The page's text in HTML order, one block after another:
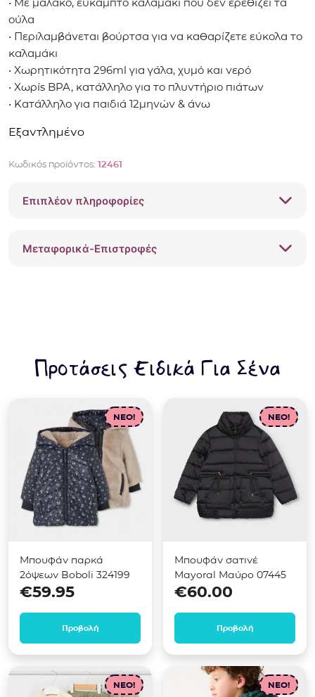
ούλα
• Περιλαμβάνεται βούρτσα για να καθαρίζετε εύκολα το
καλαμάκι
• Χωρητικότητα 296ml για γάλα, χυμό και νερό
• Χωρίς BPA, κατάλληλο για το πλυντήριο πιάτων
• Κατάλληλο για παιδιά 12μηνών & άνω
Εξαντλημένο
Κωδικός προϊόντος: 12461
Επιπλέον πληροφορίες
Μεταφορικά-Επιστροφές
Προτάσεις Ειδικά Για Σένα
NEO!
Μπουφάν παρκά
2όψεων Boboli 324199
€59.95
Προβολή
NEO!
Μπουφάν σατινέ
Mayoral Μαύρο 07445
€60.00
Προβολή
NEO! NEO!